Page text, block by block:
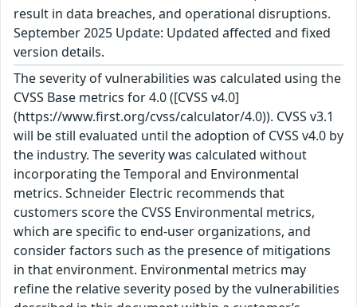
result in data breaches, and operational disruptions.
September 2025 Update: Updated affected and fixed
version details.
The severity of vulnerabilities was calculated using the
CVSS Base metrics for 4.0 ([CVSS v4.0]
(https://www.first.org/cvss/calculator/4.0)). CVSS v3.1
will be still evaluated until the adoption of CVSS v4.0 by
the industry. The severity was calculated without
incorporating the Temporal and Environmental
metrics. Schneider Electric recommends that
customers score the CVSS Environmental metrics,
which are specific to end-user organizations, and
consider factors such as the presence of mitigations
in that environment. Environmental metrics may
refine the relative severity posed by the vulnerabilities